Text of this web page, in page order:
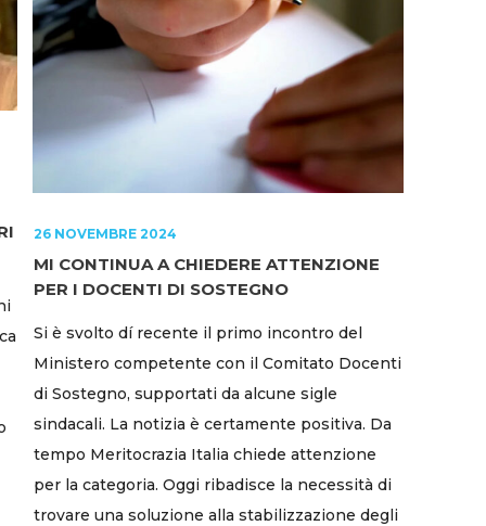
26 NOVEMBRE 2024
MI CONTINUA A CHIEDERE ATTENZIONE
PER I DOCENTI DI SOSTEGNO
Si è svolto dí recente il primo incontro del
Ministero competente con il Comitato Docenti
di Sostegno, supportati da alcune sigle
sindacali. La notizia è certamente positiva. Da
tempo Meritocrazia Italia chiede attenzione
per la categoria. Oggi ribadisce la necessità di
trovare una soluzione alla stabilizzazione degli